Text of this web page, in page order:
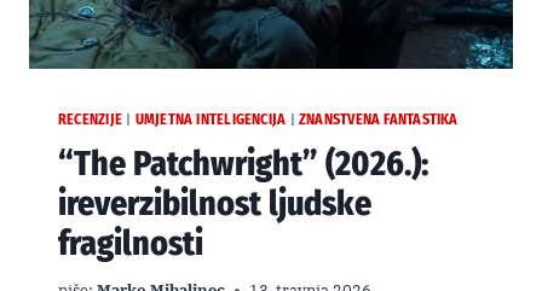
RECENZIJE UMJETNA INTELIGENCIJA ZNANSTVENA FANTASTIKA
“The Patchwright” (2026.):
ireverzibilnost ljudske
fragilnosti